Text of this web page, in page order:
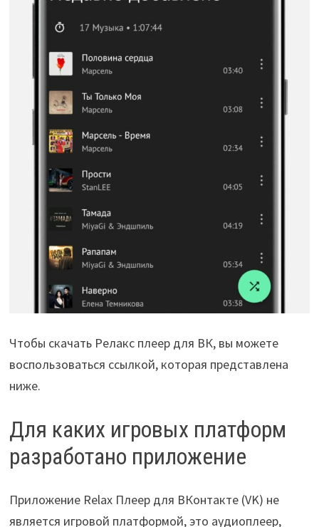
Чтобы скачать Релакс плеер для ВК, вы можете
воспользоваться ссылкой, которая представлена
ниже.
Для каких игровых платформ
разработано приложение
Приложение Relax Плеер для ВКонтакте (VK) не
является игровой платформой, это аудиоплеер,